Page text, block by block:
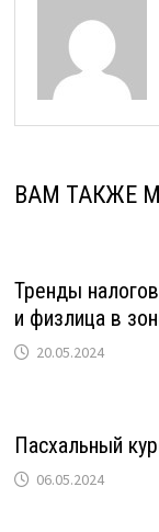
ВАМ ТАКЖЕ
Тренды
и физлица в
20.05.2024
Пасхальный
06.05.2024